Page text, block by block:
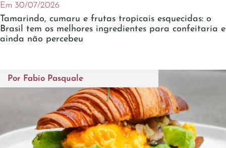
Em 30/07/2026
Tamarindo, cumaru e frutas tropicais esquecidas: o
Brasil tem os melhores ingredientes para confeitaria e
ainda não percebeu
Por Fabio Pasquale